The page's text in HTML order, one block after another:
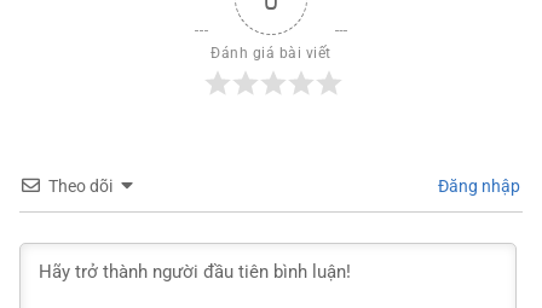
Đánh giá bài viết
Theo dõi Đăng nhập